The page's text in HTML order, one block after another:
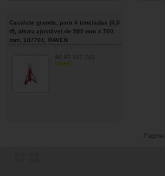
Cavalete grande, para 4 toneladas (4,0
tf), altura ajustável de 500 mm a 700
mm, 107701, RAVEN
90.97.107.701
RAVEN
Página: